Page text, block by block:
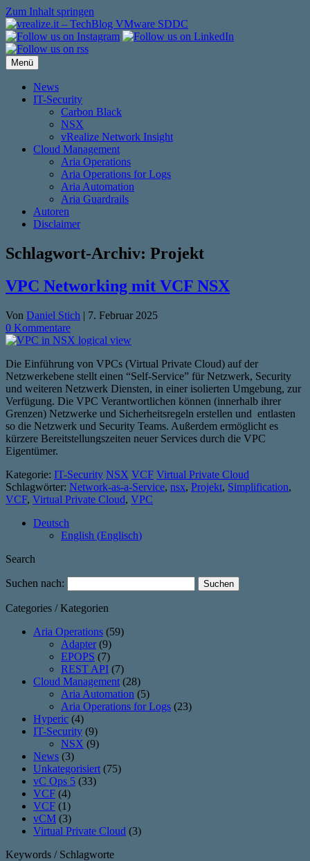
Zum Inhalt springen
Menü
News
IT-Security
Carbon Black
NSX
vRealize Network Insight
Cloud Management
Aria Operations
Aria Operations for Logs
Aria Automation
Aria Guardrails
Autoren
Disclaimer
Schlagwort-Archiv: Projekt
VPC Networking mit VCF NSX
Von Daniel Stich | 7. Februar 2025
0 Kommentare
Die Einführung von VPCs (Virtual Private Cloud) auf der
Netzwerkebene stellt einen “Self-Service” für Netzwerk, Security
und weiteren Netzwerk Diensten, in einer isolierten Umgebung, zur
Verfügung. Die VPC Verantwortlichen können (innerhalb ihrer
Grenzen) Netzwerke und Sicherheitsregeln erstellen und entlasten
so die Netzwerk und Security Teams. Außerdem ermöglicht es
kürzere Bereitstellungszeiten neuer Services durch die VPC
Eigentümer.
Kategorie: IT-Security NSX VCF Virtual Private Cloud
Schlagwörter: Network-as-a-Service, nsx, Projekt, Simplification,
VCF, Virtual Private Cloud, VPC
Deutsch
English (Englisch)
Search
Suchen nach:
Categories / Kategorien
Aria Operations (59)
Adapter (9)
EPOPS (7)
REST API (7)
Cloud Management (28)
Aria Automation (5)
Aria Operations for Logs (23)
Hyperic (4)
IT-Security (9)
NSX (9)
News (3)
Unkategorisiert (75)
vC Ops 5 (33)
VCF (4)
VCF (1)
vCM (3)
Virtual Private Cloud (3)
Keywords / Schlagworte